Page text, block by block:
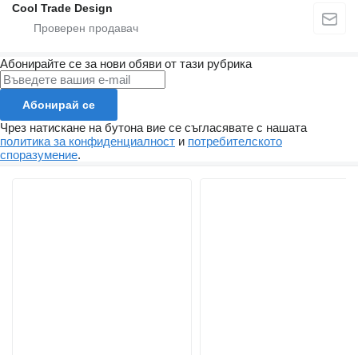
Cool Trade Design
Абонирайте се за нови обяви от тази рубрика
Абонирай се
Чрез натискане на бутона вие се съгласявате с нашата
политика за конфиденциалност и потребителското
споразумение.